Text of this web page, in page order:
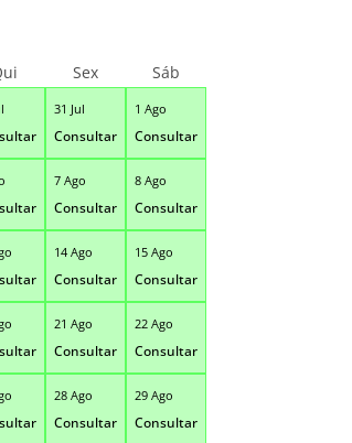
31 Jul
Consultar
1 Ago
Consultar
7 Ago
Consultar
8 Ago
Consultar
14 Ago
Consultar
15 Ago
Consultar
21 Ago
Consultar
22 Ago
Consultar
28 Ago
Consultar
29 Ago
Consultar
Sex Sáb